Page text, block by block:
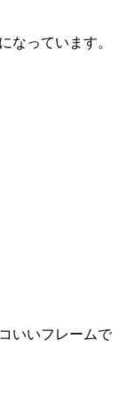
なっています。
いいフレームで